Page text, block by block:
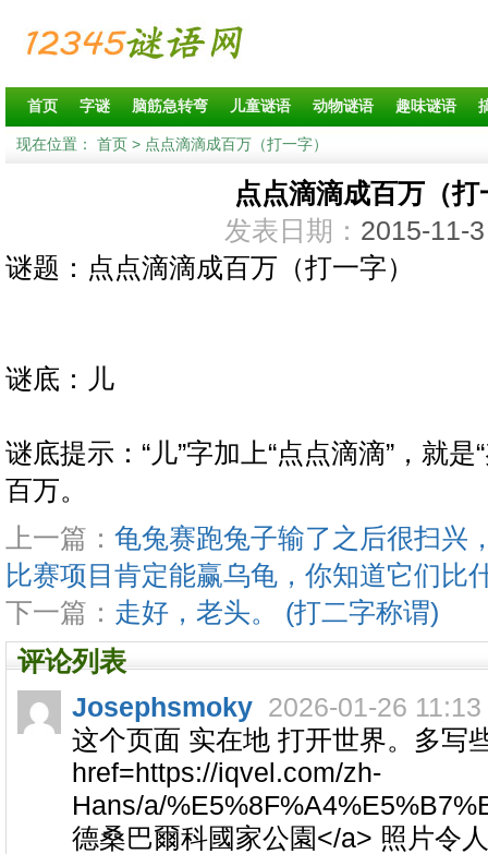
首页 字谜 脑筋急转弯 儿童谜语 动物谜语 趣味谜语
现在位置： 首页 > 点点滴滴成百万（打一字）
点点滴滴成百万（打
发表日期： 2015-11-
谜题：点点滴滴成百万（打一字）
谜底：儿
谜底提示：“儿”字加上“点点滴滴”，就是
百万。
上一篇： 龟兔赛跑兔子输了之后很扫兴
比赛项目肯定能赢乌龟，你知道它们比
下一篇： 走好，老头。 (打二字称谓)
评论列表
Josephsmoky 2026-01-26 11:13
这个页面 实在地 打开世界。多写
href=https://iqvel.com/zh-
Hans/a/
德桑巴爾科國家公園</a> 照片令